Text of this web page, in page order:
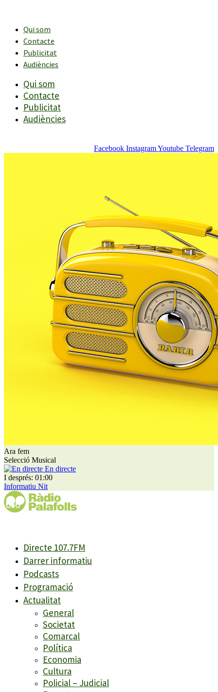
contingutQui som
Contacte
Publicitat
Audiències
Qui som
Contacte
Publicitat
Audiències
Facebook InstagramYoutube Telegram
Ara fem
Selecció Musical
En directe
I després: 01:00
Informatiu Nit
Directe 107.7FM
Darrer informatiu
Podcasts
Programació
Actualitat
General
Societat
Comarcal
Política
Economia
Cultura
Policial – Judicial